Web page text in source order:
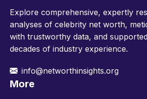
Explore comprehensive, expertly
analyses of celebrity net worth,
with trustworthy data, and
decades of industry experience.
info@networthinsights.org
More